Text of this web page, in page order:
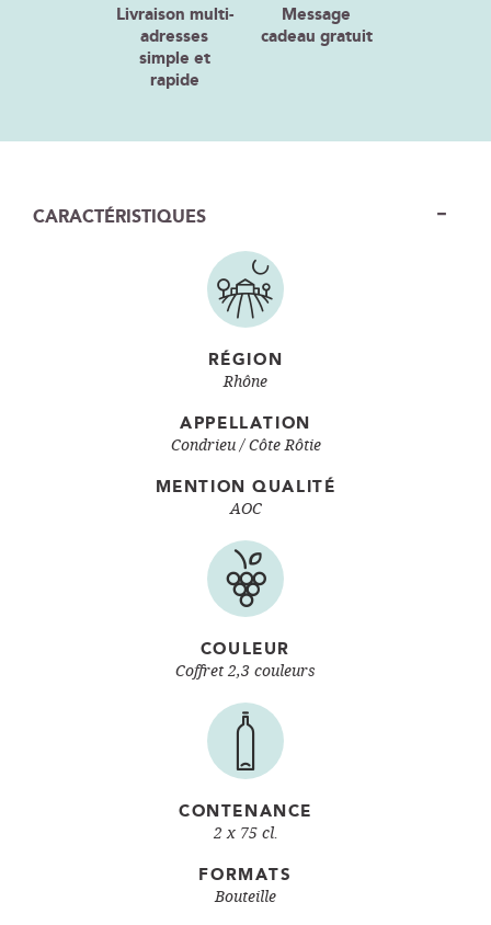
Livraison multi-
adresses
simple et
rapide
Message
cadeau gratuit
CARACTÉRISTIQUES
RÉGION
Rhône
APPELLATION
Condrieu Côte Rôtie
MENTION QUALITÉ
AOC
COULEUR
Coffret 2,3 couleurs
CONTENANCE
2 x 75 cl.
FORMATS
Bouteille